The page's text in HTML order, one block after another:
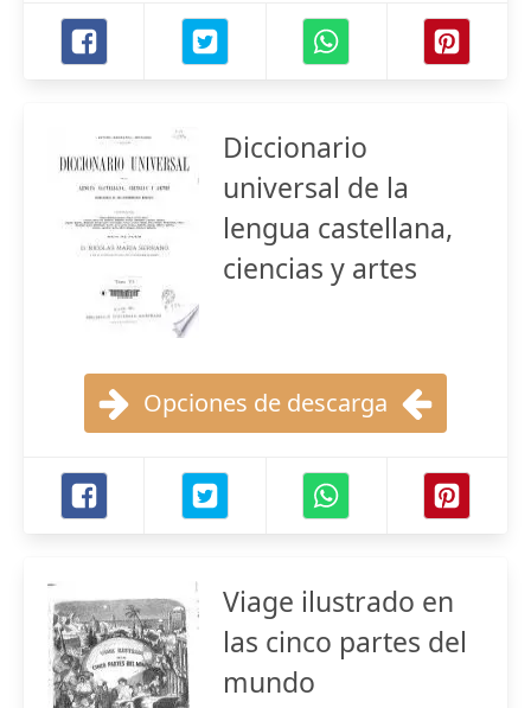
Diccionario
universal de la
lengua castellana,
ciencias y artes
Opciones de descarga
Viage ilustrado en
las cinco partes del
mundo